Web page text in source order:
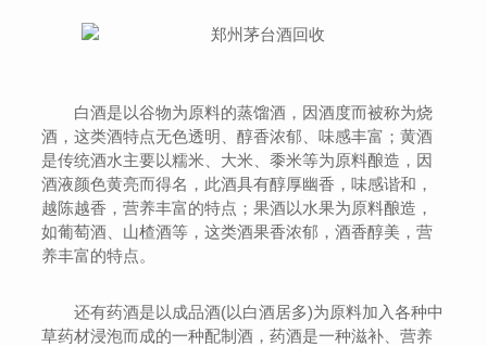
白酒是以谷物为原料的蒸馏酒，因酒度而被称为烧
酒，这类酒特点无色透明、醇香浓郁、味感丰富；黄酒
是传统酒水主要以糯米、大米、黍米等为原料酿造，因
酒液颜色黄亮而得名，此酒具有醇厚幽香，味感谐和，
越陈越香，营养丰富的特点；果酒以水果为原料酿造，
如葡萄酒、山楂酒等，这类酒果香浓郁，酒香醇美，营
养丰富的特点。
还有药酒是以成品酒(以白酒居多)为原料加入各种中
草药材浸泡而成的一种配制酒，药酒是一种滋补、营养